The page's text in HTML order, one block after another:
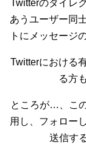
Twitterのダイレ
あうユーザー同
トにメッセージ
Twitterにおける
る方
ところが…、こ
用し、フォロー
送信す